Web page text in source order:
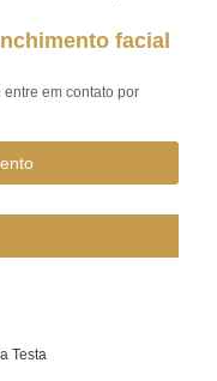
facial
entre em contato por
Testa